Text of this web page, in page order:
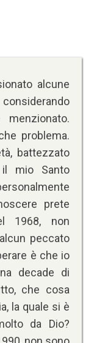
alcune
problema.
battezzato
mio Santo
prete
1968, non
peccato
è che io
decade di
che cosa
la quale si è
da Dio?